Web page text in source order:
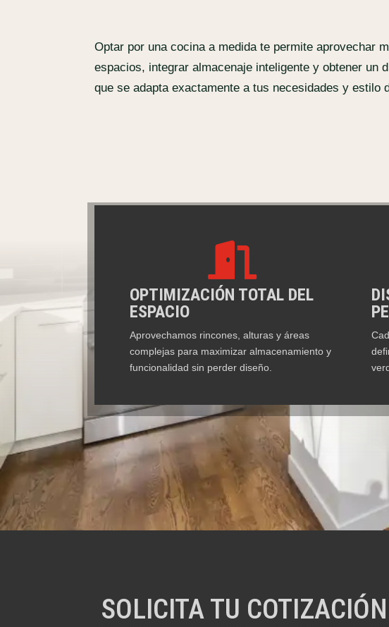
Optar por una cocina a medida te permite aprovechar
espacios, integrar almacenaje inteligente y obtener un
que se adapta exactamente a tus necesidades y estilo

OPTIMIZACIÓN TOTAL DEL
ESPACIO
Aprovechamos rincones, alturas y áreas
complejas para maximizar almacenamiento y
funcionalidad sin perder diseño.
SOLICITA TU